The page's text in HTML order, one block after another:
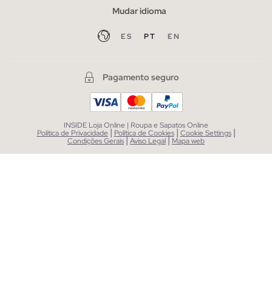
Mudar idioma
ES PT EN
Pagamento seguro
INSIDE Loja Online | Roupa e Sapatos Online
Política de Privacidade | Política de Cookies | Cookie Settings |
Condições Gerais|Aviso Legal| Mapa web